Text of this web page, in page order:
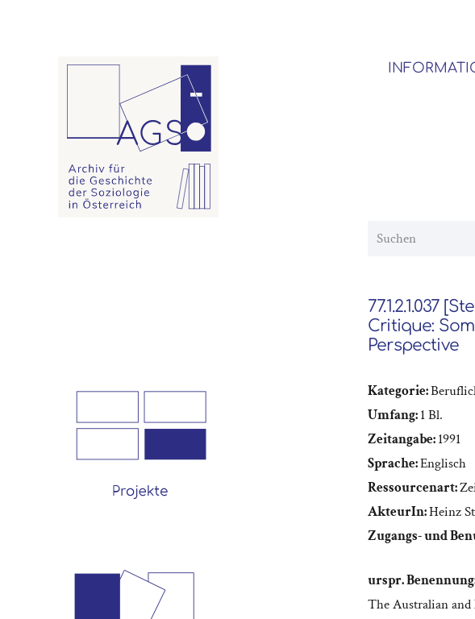
77.1.2.1.037
Critique:
Perspective
Kategorie:
Umfang:1 Bl.
Zeitangabe:1991
Sprache:Englisch
Ressourcenart:
AkteurIn:Heinz
Zugangs- und
urspr.
The Australian and